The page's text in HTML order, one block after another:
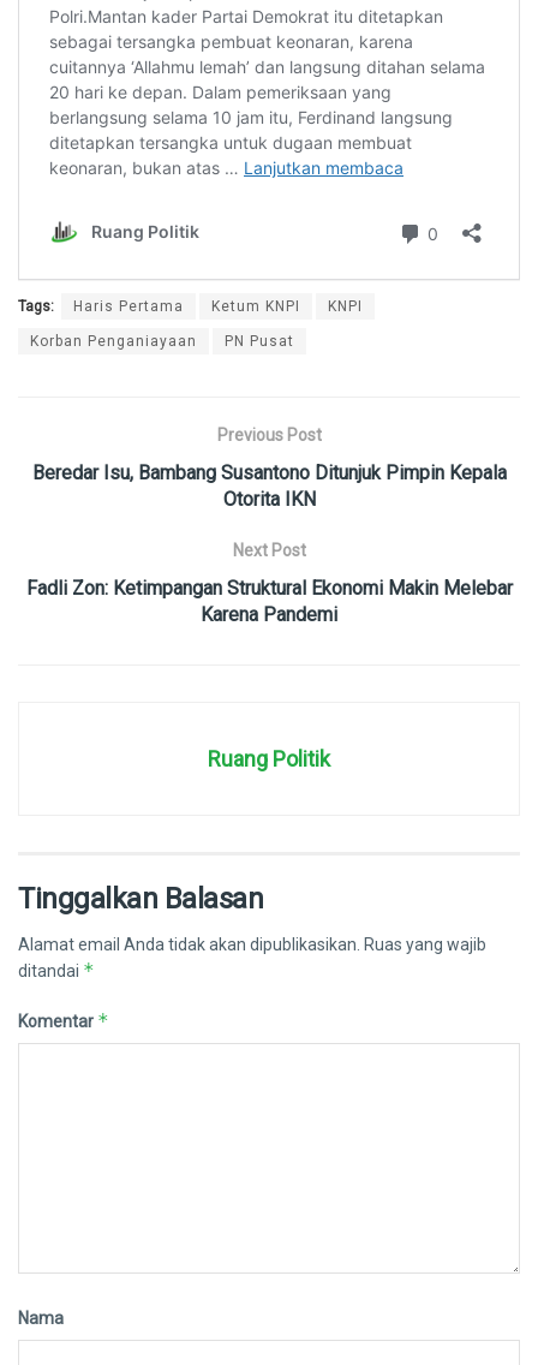
Tags: Haris Pertama Ketum KNPI KNPI
Korban Penganiayaan PN Pusat
Previous Post
Beredar Isu, Bambang Susantono Ditunjuk Pimpin Kepala
Otorita IKN
Next Post
Fadli Zon: Ketimpangan Struktural Ekonomi Makin Melebar
Karena Pandemi
Ruang Politik
Tinggalkan Balasan
Alamat email Anda tidak akan dipublikasikan. Ruas yang wajib
ditandai *
Komentar *
Nama